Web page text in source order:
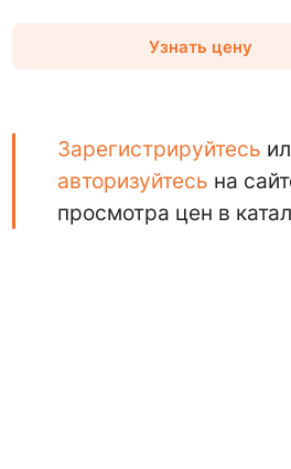
Узнать цену
Зарегистрируйтесь
авторизуйтесь на
просмотра цен в